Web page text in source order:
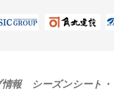
報 シーズンシート